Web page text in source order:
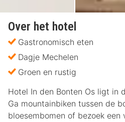
Over het hotel
Gastronomisch eten
Dagje Mechelen
Groen en rustig
Hotel In den Bonten Os ligt in
Ga mountainbiken tussen de
bloesembomen of bezoek